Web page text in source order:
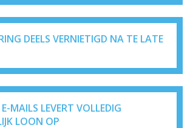
DEELS VERNIETIGD NA TE LATE
MAILS LEVERT VOLLEDIG
LOON OP